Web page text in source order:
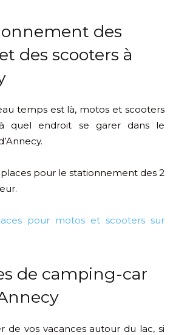
des
des scooters à
temps est là, motos et scooters
quel endroit se garer dans le
pour le stationnement des 2
pour motos et scooters sur
de camping-car
de vos vacances autour du lac, si